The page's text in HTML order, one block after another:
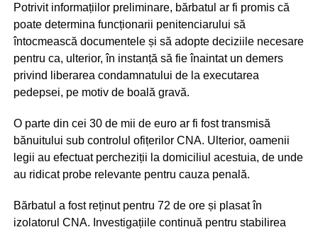
Potrivit informațiilor preliminare, bărbatul ar fi promis că
poate determina funcționarii penitenciarului să
întocmească documentele și să adopte deciziile necesare
pentru ca, ulterior, în instanță să fie înaintat un demers
privind liberarea condamnatului de la executarea
pedepsei, pe motiv de boală gravă.
O parte din cei 30 de mii de euro ar fi fost transmisă
bănuitului sub controlul ofițerilor CNA. Ulterior, oamenii
legii au efectuat percheziții la domiciliul acestuia, de unde
au ridicat probe relevante pentru cauza penală.
Bărbatul a fost reținut pentru 72 de ore și plasat în
izolatorul CNA. Investigațiile continuă pentru stabilirea